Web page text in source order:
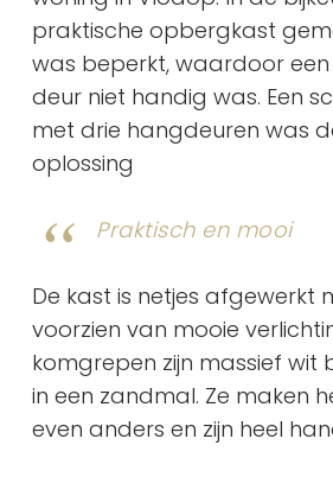
praktische opbergkast
was beperkt, waardoor
deur niet handig was. Een
met drie hangdeuren was
oplossing
Praktisch en mooi
De kast is netjes afgewerkt
voorzien van mooie
komgrepen zijn massief wit
in een zandmal. Ze maken
even anders en zijn heel